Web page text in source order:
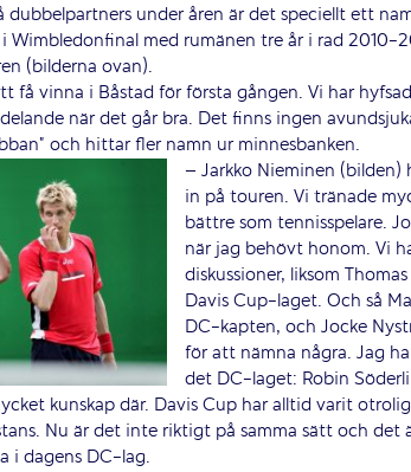
dubbelpartners under åren är det speciellt ett
Wimbledonfinal med rumänen tre år i rad 2010-
(bilderna ovan).
få vinna i Båstad för första gången. Vi har
när det går bra. Det finns ingen
och hittar fler namn ur minnesbanken.
– Jarkko Nieminen
in på touren. Vi tränade
bättre som tennisspelare.
när jag behövt honom. Vi
diskussioner, liksom
Davis Cup-laget. Och så
DC-kapten, och Jocke
för att nämna några. Jag
det DC-laget: Robin
kunskap där. Davis Cup har alltid varit
Nu är det inte riktigt på samma sätt och
i dagens DC-lag.